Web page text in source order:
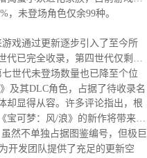
，未登场角色仅余99种。
戏通过更新逐步引入了至今所
代已完全收录，第四世代仅剩阿
世代未登场数量也已降至个位
及其DLC角色，占据了待收录名
显得从容。许多评论指出，根
可梦：风/浪》的新作将带来大
然不单独占据图鉴编号，但极巨
开发团队提供了充足的更新空